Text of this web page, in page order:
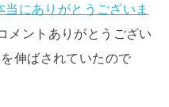
当にありがとうございま
メントありがとうござい
伸ばされていたので